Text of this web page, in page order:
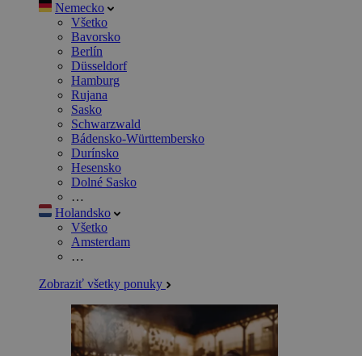
Nemecko
Všetko
Bavorsko
Berlín
Düsseldorf
Hamburg
Rujana
Sasko
Schwarzwald
Bádensko-Württembersko
Durínsko
Hesensko
Dolné Sasko
…
Holandsko
Všetko
Amsterdam
…
Zobraziť všetky ponuky